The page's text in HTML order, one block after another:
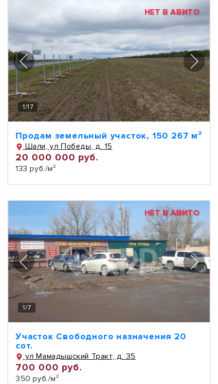
НЕТ В АВИТО
1/17
Продам земельный участок, 150 267 м²
Шали, ул Победы, д. 15
20 000 000 руб.
133 руб./м²
НЕТ В АВИТО
1/7
Участок Свободного назначения 20
сот.
ул Мамадышский Тракт, д. 35
700 000 руб.
350 руб./м²